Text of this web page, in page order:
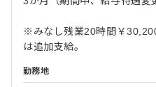
※みなし残業20時間￥
は追加支給。
勤務地